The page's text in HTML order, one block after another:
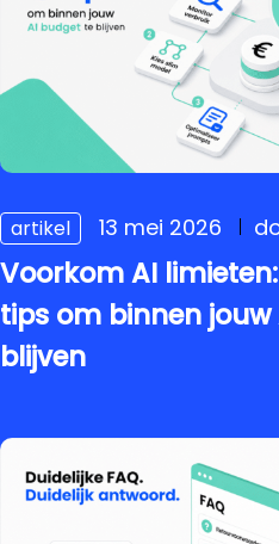
artikel 13 mei 2026
Voorkom AI
tips om binnen
blijven